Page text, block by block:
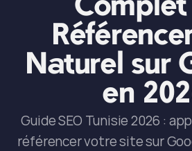
Naturel sur
en
Guide SEO Tunisie 2026 :
référencer votre site sur